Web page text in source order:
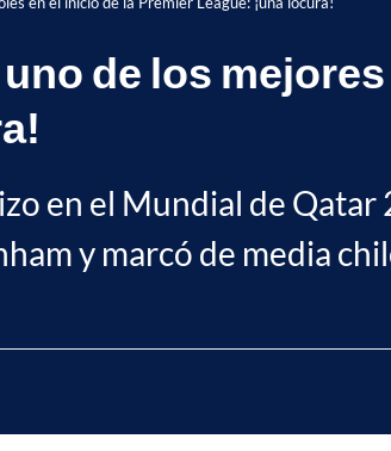
de los
en el Mundial de
y marcó de media